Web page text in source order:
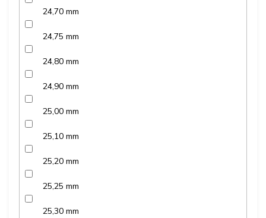
24,70 mm
24,75 mm
24,80 mm
24,90 mm
25,00 mm
25,10 mm
25,20 mm
25,25 mm
25,30 mm